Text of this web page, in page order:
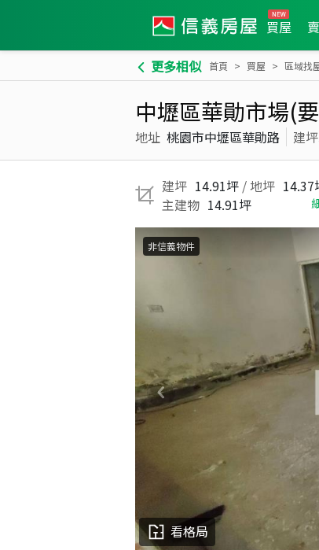
買屋
更多相似 首頁 買屋 區域找
中壢區華勛市場(
地址 桃園市中壢區華勛路 建
建坪 14.91坪 / 地坪 14.37
主建物 14.91坪
看格局
非信義物件